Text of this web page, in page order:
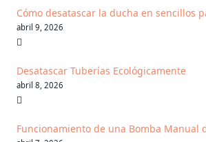
Cómo desatascar la ducha en sencillos
abril 9, 2026
Desatascar Tuberías Ecológicamente
abril 8, 2026
Funcionamiento de una Bomba Manual